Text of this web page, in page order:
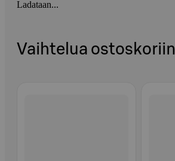
Ladataan...
Vaihtelua ostoskoriin